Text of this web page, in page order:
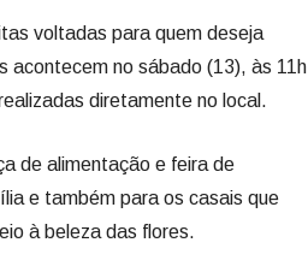
voltadas para quem deseja
acontecem no sábado (13), às 11h
diretamente no local.
de alimentação e feira de
e também para os casais que
à beleza das flores.